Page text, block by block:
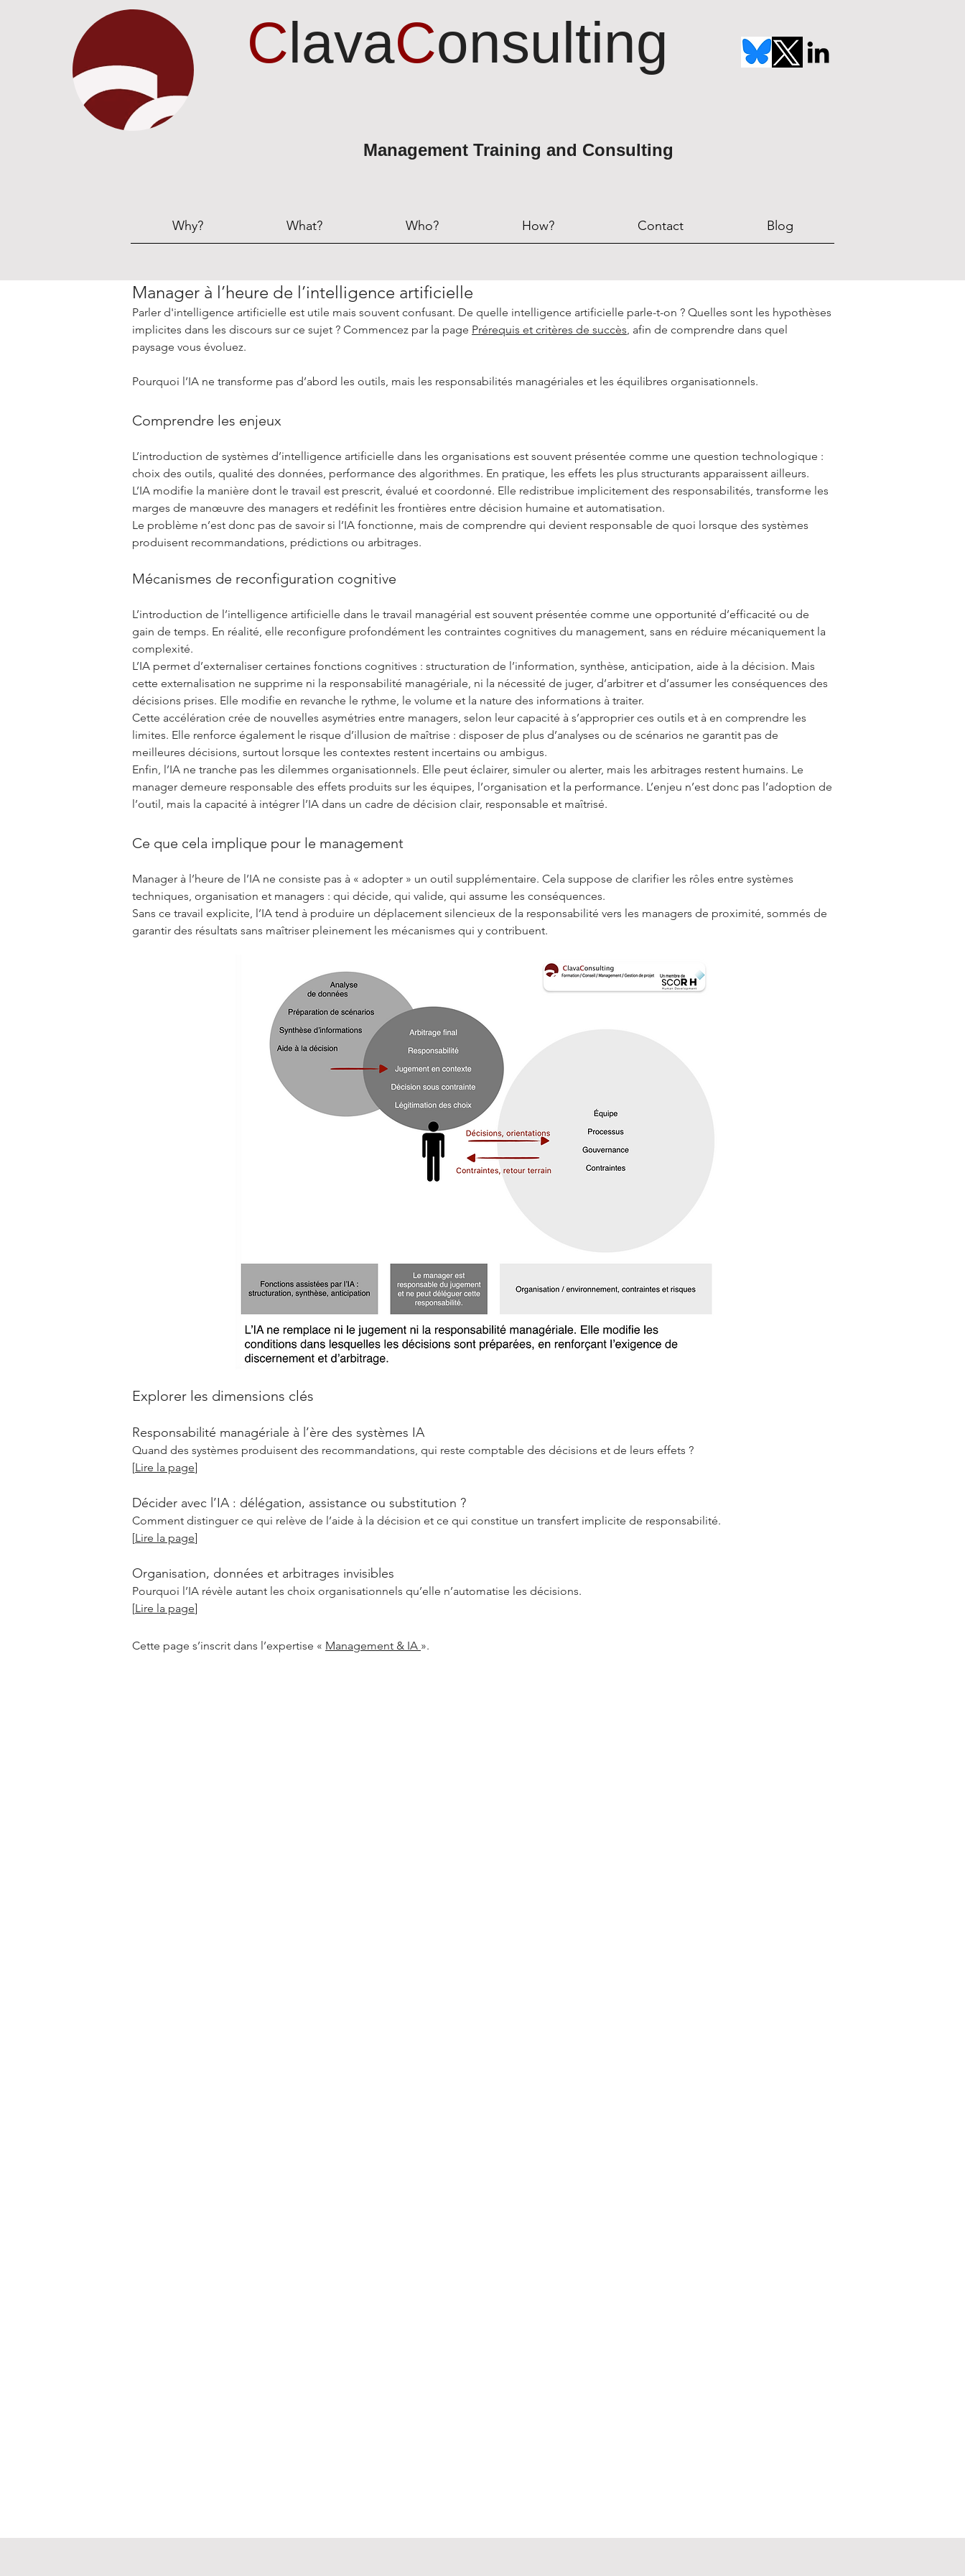
ClavaConsulting
Management Training and Consulting
Why? What? Who? How? Contact Blog
Manager à l’heure de l’intelligence artificielle
​Parler d'intelligence artificielle est utile mais souvent confusant. De quelle intelligence artificielle parle-t-on ? Quelles sont les hypothèses
implicites dans les discours sur ce sujet ? Commencez par la page Prérequis et critères de succès, afin de comprendre dans quel
paysage vous évoluez.
Pourquoi l’IA ne transforme pas d’abord les outils, mais les responsabilités managériales et les équilibres organisationnels.
Comprendre les enjeux
L’introduction de systèmes d’intelligence artificielle dans les organisations est souvent présentée comme une question technologique :
choix des outils, qualité des données, performance des algorithmes. En pratique, les effets les plus structurants apparaissent ailleurs.
L’IA modifie la manière dont le travail est prescrit, évalué et coordonné. Elle redistribue implicitement des responsabilités, transforme les
marges de manœuvre des managers et redéfinit les frontières entre décision humaine et automatisation.
Le problème n’est donc pas de savoir si l’IA fonctionne, mais de comprendre qui devient responsable de quoi lorsque des systèmes
produisent recommandations, prédictions ou arbitrages.
Mécanismes de reconfiguration cognitive
L’introduction de l’intelligence artificielle dans le travail managérial est souvent présentée comme une opportunité d’efficacité ou de
gain de temps. En réalité, elle reconfigure profondément les contraintes cognitives du management, sans en réduire mécaniquement la
complexité.
L’IA permet d’externaliser certaines fonctions cognitives : structuration de l’information, synthèse, anticipation, aide à la décision. Mais
cette externalisation ne supprime ni la responsabilité managériale, ni la nécessité de juger, d’arbitrer et d’assumer les conséquences des
décisions prises. Elle modifie en revanche le rythme, le volume et la nature des informations à traiter.
Cette accélération crée de nouvelles asymétries entre managers, selon leur capacité à s’approprier ces outils et à en comprendre les
limites. Elle renforce également le risque d’illusion de maîtrise : disposer de plus d’analyses ou de scénarios ne garantit pas de
meilleures décisions, surtout lorsque les contextes restent incertains ou ambigus.
Enfin, l’IA ne tranche pas les dilemmes organisationnels. Elle peut éclairer, simuler ou alerter, mais les arbitrages restent humains. Le
manager demeure responsable des effets produits sur les équipes, l’organisation et la performance. L’enjeu n’est donc pas l’adoption de
l’outil, mais la capacité à intégrer l’IA dans un cadre de décision clair, responsable et maîtrisé.
Ce que cela implique pour le management
Manager à l’heure de l’IA ne consiste pas à « adopter » un outil supplémentaire. Cela suppose de clarifier les rôles entre systèmes
techniques, organisation et managers : qui décide, qui valide, qui assume les conséquences.
Sans ce travail explicite, l’IA tend à produire un déplacement silencieux de la responsabilité vers les managers de proximité, sommés de
garantir des résultats sans maîtriser pleinement les mécanismes qui y contribuent.
Explorer les dimensions clés
Responsabilité managériale à l’ère des systèmes IA
Quand des systèmes produisent des recommandations, qui reste comptable des décisions et de leurs effets ?
[Lire la page]
Décider avec l’IA : délégation, assistance ou substitution ?
Comment distinguer ce qui relève de l’aide à la décision et ce qui constitue un transfert implicite de responsabilité.
[Lire la page]
Organisation, données et arbitrages invisibles
Pourquoi l’IA révèle autant les choix organisationnels qu’elle n’automatise les décisions.
[Lire la page]
Cette page s’inscrit dans l’expertise « Management & IA ».